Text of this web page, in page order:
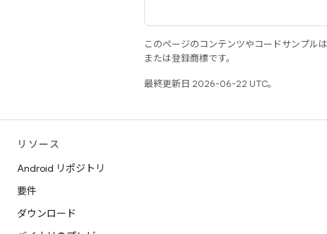
このページのコンテンツやコードサンプルは
または登録商標です。
最終更新日 2026-06-22 UTC。
リソース
Android リポジトリ
要件
ダウンロード